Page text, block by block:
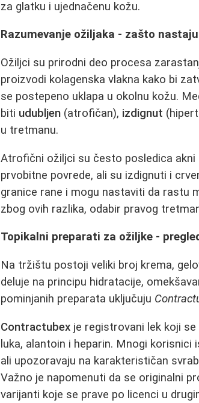
za glatku i ujednačenu kožu.
Razumevanje ožiljaka - zašto
Ožiljci su prirodni deo procesa
proizvodi kolagenska vlakna kako bi
se postepeno uklapa u okolnu kožu.
biti udubljen (atrofičan), izdignut
u tretmanu.
Atrofični ožiljci su često posledica
prvobitne povrede, ali su izdignuti i
granice rane i mogu nastaviti da rastu
zbog ovih razlika, odabir pravog
Topikalni preparati za ožiljke -
Na tržištu postoji veliki broj krema,
deluje na principu hidratacije,
pominjanih preparata uključuju
Contractubex je registrovani lek koji
luka, alantoin i heparin. Mnogi
ali upozoravaju na karakterističan
Važno je napomenuti da se originalni
varijanti koje se prave po licenci u